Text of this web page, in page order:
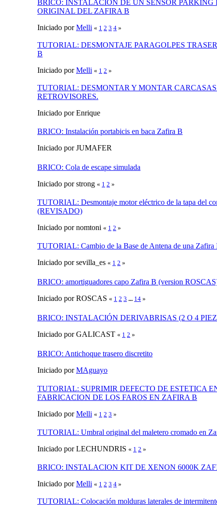
BRICO: INSTALACION DE UN SENSOR PARKING
ORIGINAL DEL ZAFIRA B
Iniciado porMelli « 1 2 3 4 »
TUTORIAL: DESMONTAJE PARAGOLPES
B
Iniciado porMelli « 1 2 »
TUTORIAL: DESMONTAR Y MONTAR CARCASAS
RETROVISORES.
Iniciado por Enrique
BRICO: Instalación portabicis en baca Zafira B
Iniciado por JUMAFER
BRICO: Cola de escape simulada
Iniciado por strong « 1 2 »
TUTORIAL: Desmontaje motor eléctrico de la tapa del
(REVISADO)
Iniciado por nomtoni « 1 2 »
TUTORIAL: Cambio de la Base de Antena de una Zafira
Iniciado por sevilla_es « 1 2 »
BRICO: amortiguadores capo Zafira B (version
Iniciado por ROSCAS « 1 2 3 ... 14 »
BRICO: INSTALACIÓN DERIVABRISAS (2 O 4
Iniciado por GALICAST « 1 2 »
BRICO: Antichoque trasero discretito
Iniciado porMAguayo
TUTORIAL: SUPRIMIR DEFECTO DE ESTETICA
FABRICACION DE LOS FAROS EN ZAFIRA B
Iniciado porMelli « 1 2 3 »
TUTORIAL: Umbral original del maletero cromado en
Iniciado por LECHUNDRIS « 1 2 »
BRICO: INSTALACION KIT DE XENON 6000K
Iniciado porMelli « 1 2 3 4 »
TUTORIAL: Colocación molduras laterales de